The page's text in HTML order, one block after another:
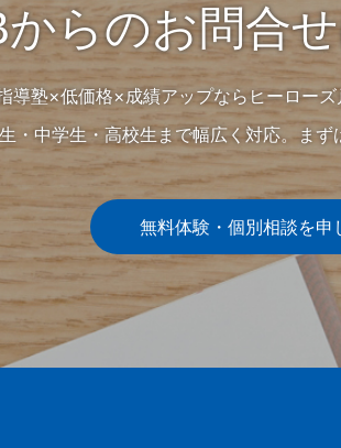
らのお問合
導塾×低価格×成績アップならヒーローズ
・中学生・高校生まで幅広く対応。まず
無料体験・個別相談を申